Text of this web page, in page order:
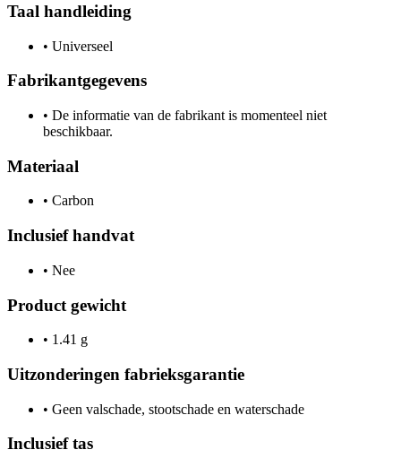
Taal handleiding
• Universeel
Fabrikantgegevens
• De informatie van de fabrikant is momenteel niet
beschikbaar.
Materiaal
• Carbon
Inclusief handvat
• Nee
Product gewicht
• 1.41 g
Uitzonderingen fabrieksgarantie
• Geen valschade, stootschade en waterschade
Inclusief tas